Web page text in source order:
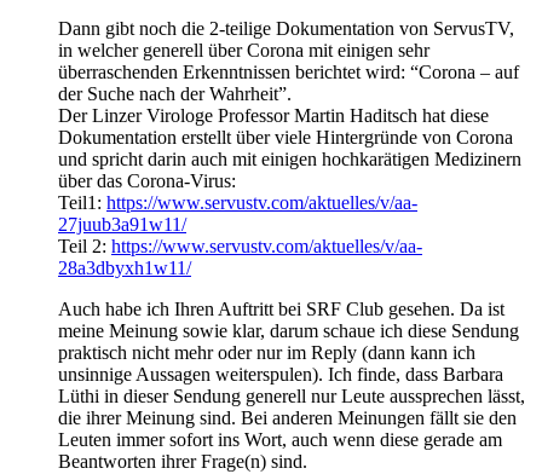
Dann gibt noch die 2-teilige Dokumentation von ServusTV,
in welcher generell über Corona mit einigen sehr
überraschenden Erkenntnissen berichtet wird: “Corona – auf
der Suche nach der Wahrheit”.
Der Linzer Virologe Professor Martin Haditsch hat diese
Dokumentation erstellt über viele Hintergründe von Corona
und spricht darin auch mit einigen hochkarätigen Medizinern
über das Corona-Virus:
Teil1: https://www.servustv.com/aktuelles/v/aa-
27juub3a91w11/
Teil 2: https://www.servustv.com/aktuelles/v/aa-
28a3dbyxh1w11/
Auch habe ich Ihren Auftritt bei SRF Club gesehen. Da ist
meine Meinung sowie klar, darum schaue ich diese Sendung
praktisch nicht mehr oder nur im Reply (dann kann ich
unsinnige Aussagen weiterspulen). Ich finde, dass Barbara
Lüthi in dieser Sendung generell nur Leute aussprechen lässt,
die ihrer Meinung sind. Bei anderen Meinungen fällt sie den
Leuten immer sofort ins Wort, auch wenn diese gerade am
Beantworten ihrer Frage(n) sind.